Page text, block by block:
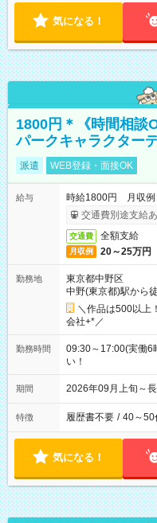
気になる！
1800円＊《時間相談
パークキャラクター
派遣 WEB登録・面接OK
給与
時給1800円 月収例
交通費別途支給
交通費 全額支給
月収例 20～25万円
勤務地
東京都中野区
中野(東京都)駅から
＼作品は500以上
会社+*／
勤務時間
09:30～17:00(実働
い！
期間 2026年09月上旬～
特徴 履歴書不要 / 40～50
気になる！